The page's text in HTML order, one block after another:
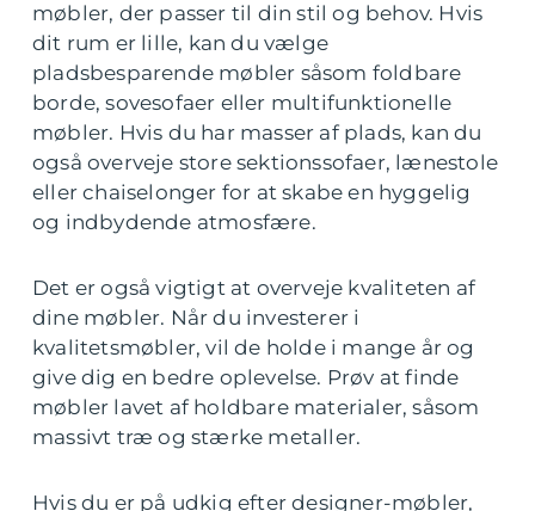
møbler, der passer til din stil og behov. Hvis
dit rum er lille, kan du vælge
pladsbesparende møbler såsom foldbare
borde, sovesofaer eller multifunktionelle
møbler. Hvis du har masser af plads, kan du
også overveje store sektionssofaer, lænestole
eller chaiselonger for at skabe en hyggelig
og indbydende atmosfære.
Det er også vigtigt at overveje kvaliteten af
dine møbler. Når du investerer i
kvalitetsmøbler, vil de holde i mange år og
give dig en bedre oplevelse. Prøv at finde
møbler lavet af holdbare materialer, såsom
massivt træ og stærke metaller.
Hvis du er på udkig efter designer-møbler,